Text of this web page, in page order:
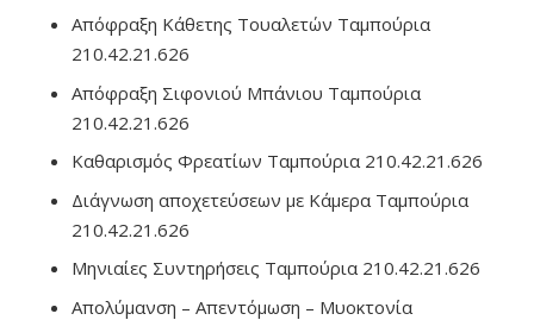
Απόφραξη Κάθετης Τουαλετών Ταμπούρια
210.42.21.626
Απόφραξη Σιφονιού Μπάνιου Ταμπούρια
210.42.21.626
Καθαρισμός Φρεατίων Ταμπούρια 210.42.21.626
Διάγνωση αποχετεύσεων με Κάμερα Ταμπούρια
210.42.21.626
Μηνιαίες Συντηρήσεις Ταμπούρια 210.42.21.626
Απολύμανση – Απεντόμωση – Μυοκτονία